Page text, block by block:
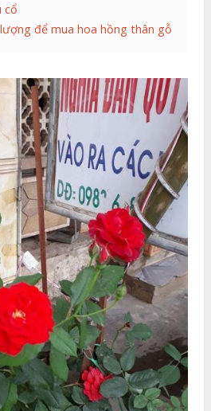
cổ
để mua hoa hồng thân gỗ